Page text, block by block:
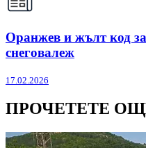
Оранжев и жълт код
снеговалеж
17.02.2026
ПРОЧЕТЕТЕ